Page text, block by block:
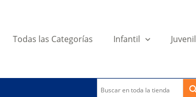
Todas las Categorías Infantil Juvenil